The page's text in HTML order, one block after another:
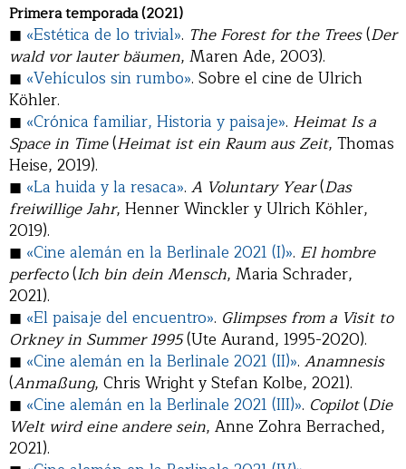
Primera temporada (2021)
◼ «Estética de lo trivial». The Forest for the Trees(Der
wald vor lauter bäumen, Maren Ade, 2003).
◼ «Vehículos sin rumbo». Sobre el cine de Ulrich
Köhler.
◼ «Crónica familiar, Historia y paisaje». Heimat Is a
Space in Time(Heimat ist ein Raum aus Zeit, Thomas
Heise, 2019).
◼ «La huida y la resaca». A Voluntary Year(Das
freiwillige Jahr, Henner Winckler y Ulrich Köhler,
2019).
◼ «Cine alemán en la Berlinale 2021 (I)». El hombre
perfecto(Ich bin dein Mensch, Maria Schrader,
2021).
◼ «El paisaje del encuentro». Glimpses from a Visit to
Orkney in Summer 1995(Ute Aurand, 1995-2020).
◼ «Cine alemán en la Berlinale 2021 (II)». Anamnesis
(Anmaßung, Chris Wright y Stefan Kolbe, 2021).
◼ «Cine alemán en la Berlinale 2021 (III)». Copilot(Die
Welt wird eine andere sein, Anne Zohra Berrached,
2021).